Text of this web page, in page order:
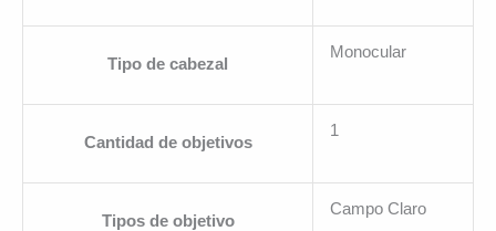
Tipo de cabezal
Monocular
Cantidad de objetivos
1
Tipos de objetivo
Campo Claro